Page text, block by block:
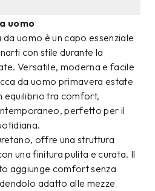
uomo
uomo è un capo essenziale
con stile durante la
Versatile, moderna e facile
da uomo primavera estate
equilibrio tra comfort,
perfetto per il
offre una struttura
una finitura pulita e curata. Il
aggiunge comfort senza
adatto alle mezze